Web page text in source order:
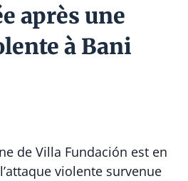
après une
à Bani
de Villa Fundación est en
violente survenue